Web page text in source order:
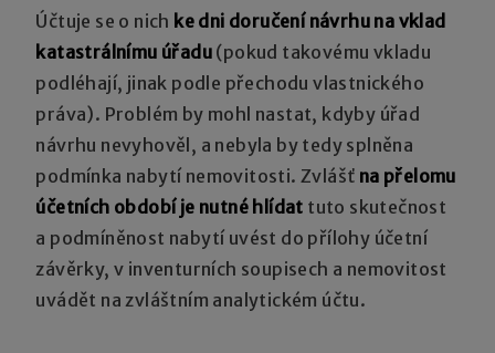
Účtuje se o nich ke dni doručení návrhu na vklad
katastrálnímu úřadu (pokud takovému vkladu
podléhají, jinak podle přechodu vlastnického
práva). Problém by mohl nastat, kdyby úřad
návrhu nevyhověl, a nebyla by tedy splněna
podmínka nabytí nemovitosti. Zvlášť na přelomu
účetních období je nutné hlídat tuto skutečnost
a podmíněnost nabytí uvést do přílohy účetní
závěrky, v inventurních soupisech a nemovitost
uvádět na zvláštním analytickém účtu.